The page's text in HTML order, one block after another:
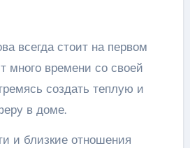
всегда стоит на первом
много времени со своей
создать теплую и
в доме.
и близкие отношения